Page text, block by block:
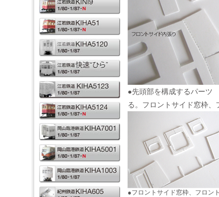
●先頭部を構成するパーツ
る。フロントサイド窓枠
●フロントサイド窓枠、フロン